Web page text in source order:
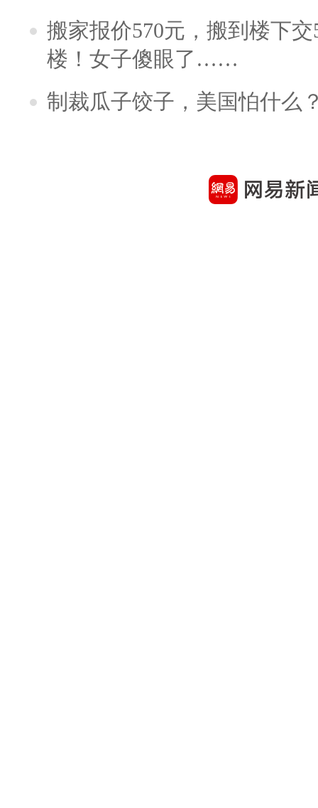
搬家报价570元，搬到楼下
楼！女子傻眼了……
制裁瓜子饺子，美国怕什么